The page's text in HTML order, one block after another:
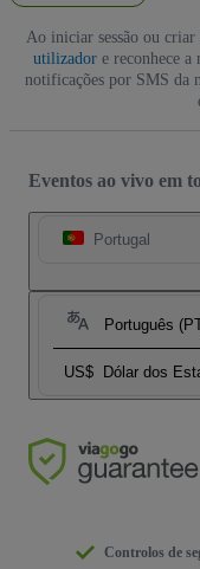
Ao iniciar sessão ou
utilizador e reconhece a
notificações por SMS da
Eventos ao vivo em
Portugal
Português
US$ Dólar dos
Controlos de